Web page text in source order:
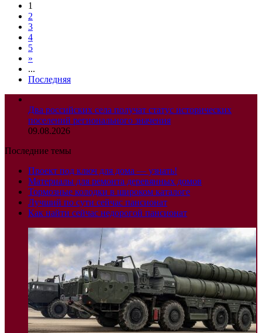
1
2
3
4
5
»
...
Последняя
Два российских села получат статус исторических
поселений регионального значения
09.08.2026
Последние темы
Проект под ключ для дома — узнать!
Материалы для ремонта деревянных домов
Тормозные колодки в широком каталоге
Лучший по сути сейчас пансионат
Как найти сейчас недорогой пансионат